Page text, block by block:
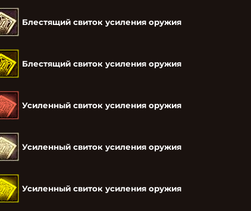
Блестящий свиток усиления оружия
Блестящий свиток усиления оружия
Усиленный свиток усиления оружия
Усиленный свиток усиления оружия
Усиленный свиток усиления оружия